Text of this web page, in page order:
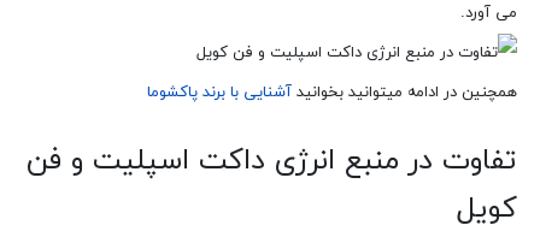
می آورد.
همچنین در ادامه میتوانید بخوانیدآشنایی با برند پاکشوما
تفاوت در منبع انرژی داکت اسپلیت و فن
کویل